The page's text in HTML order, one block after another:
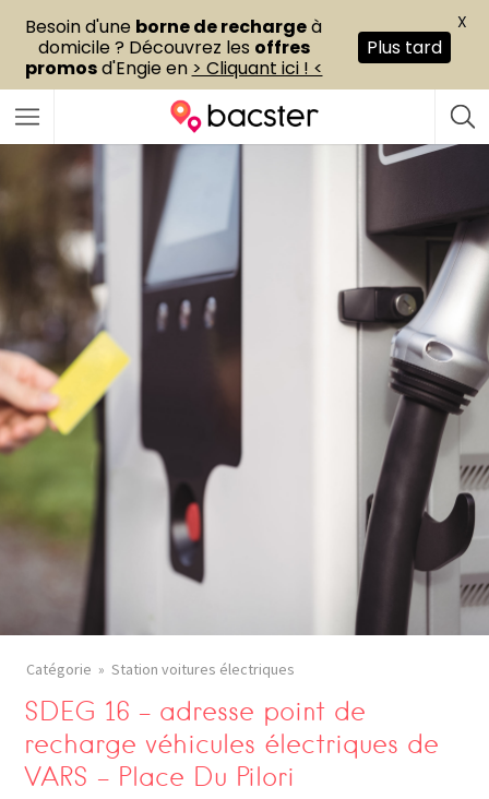
Catégorie Station voitures électriques
SDEG 16 – adresse point de
recharge véhicules électriques de
VARS – Place Du Pilori
Besoin d'une borne de rechargeà
domicile ? Découvrez les offres
promosd'Engie en > Cliquant ici ! <
Plus tard
X